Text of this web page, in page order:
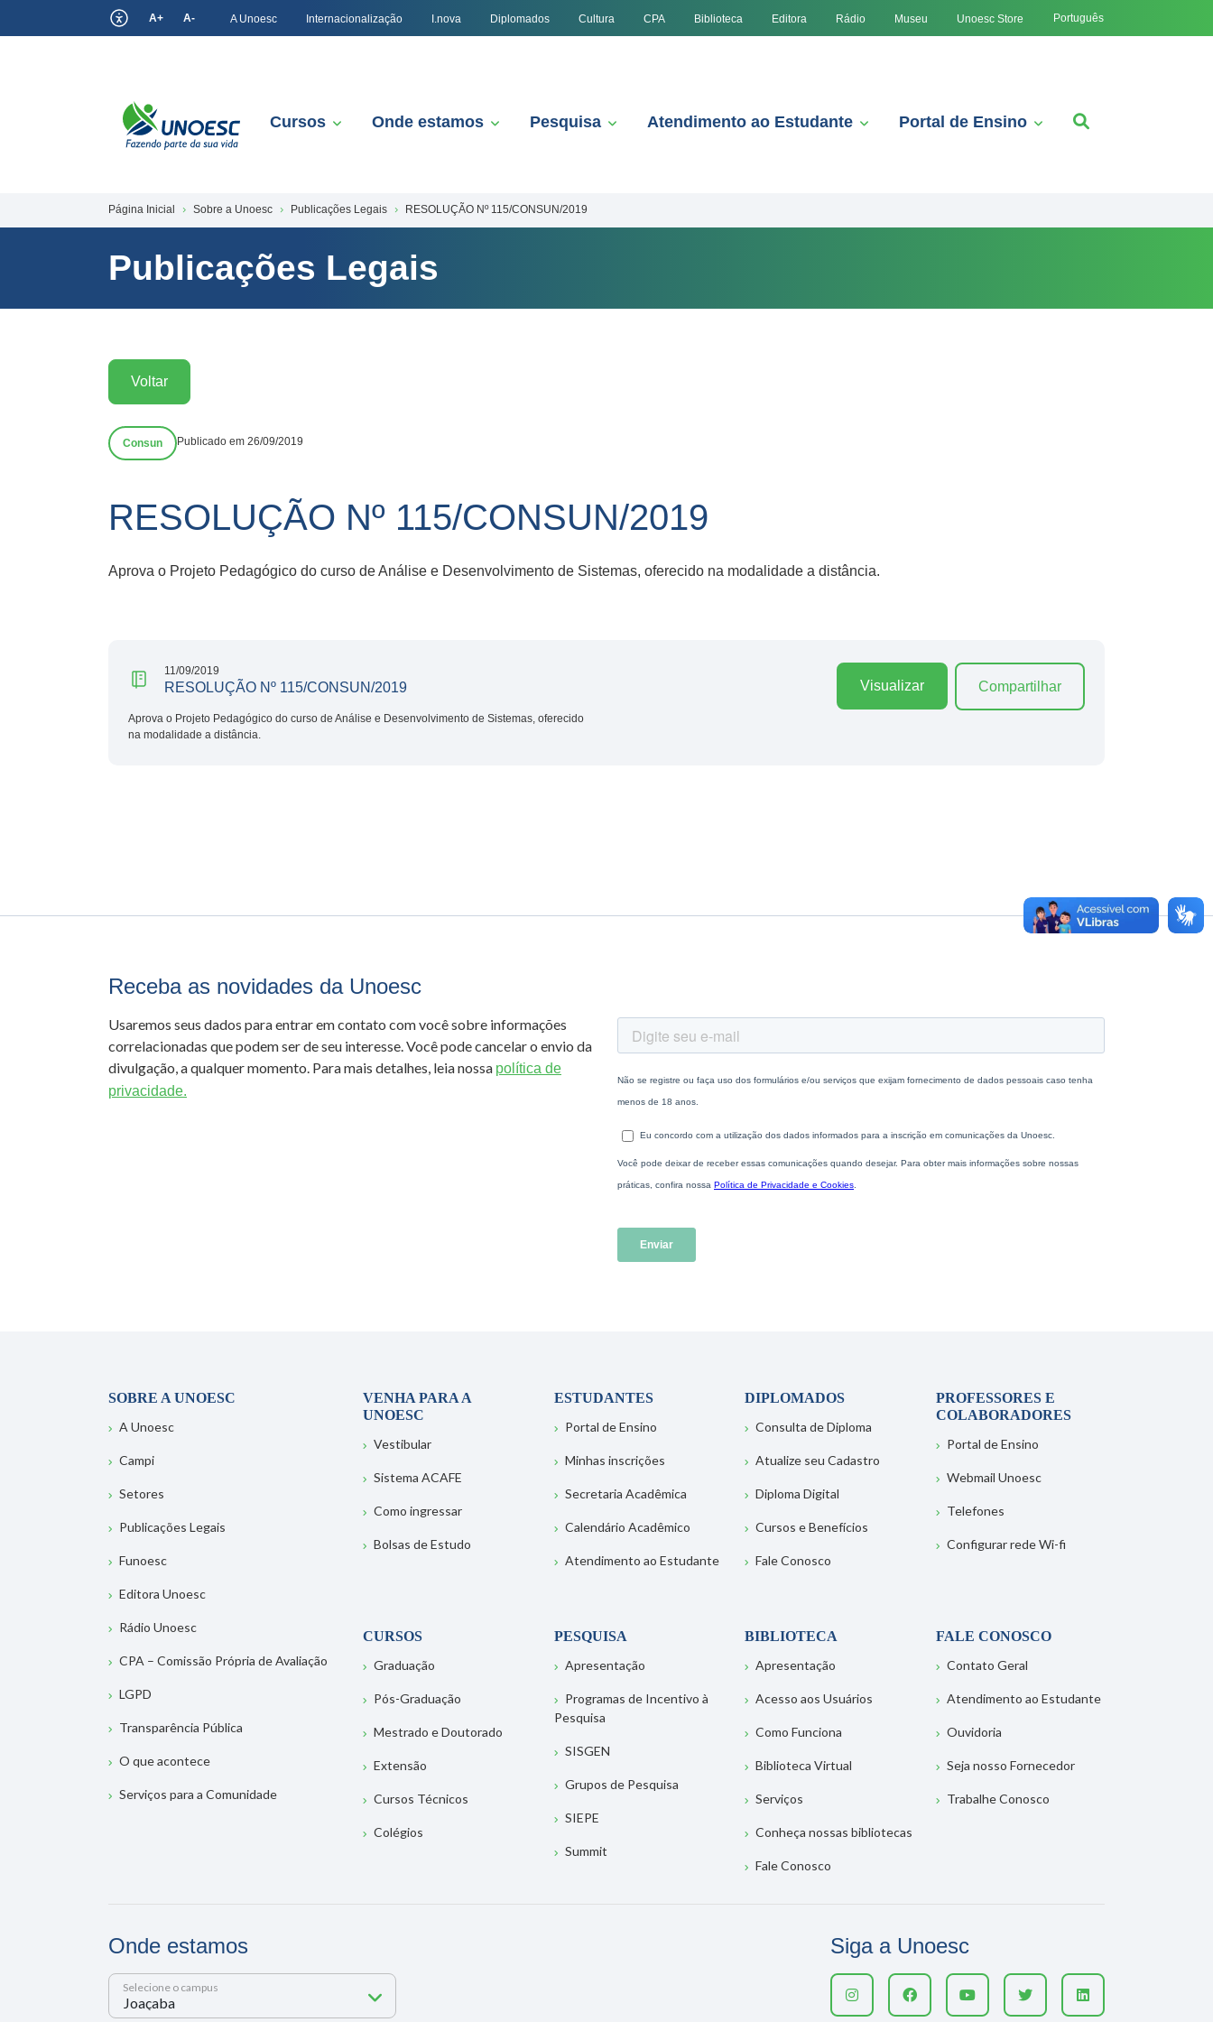
A+ A- A Unoesc Internacionalização I.nova Diplomados Cultura CPA Biblioteca Editora Rádio Museu Unoesc Store Português
Cursos Onde estamos Pesquisa Atendimento ao Estudante Portal de Ensino
Página Inicial Sobre a Unoesc Publicações Legais RESOLUÇÃO Nº 115/CONSUN/2019
Publicações Legais
Voltar
Consun Publicado em 26/09/2019
RESOLUÇÃO Nº 115/CONSUN/2019
Aprova o Projeto Pedagógico do curso de Análise e Desenvolvimento de Sistemas, oferecido na modalidade a distância.
11/09/2019
RESOLUÇÃO Nº 115/CONSUN/2019
Aprova o Projeto Pedagógico do curso de Análise e Desenvolvimento de Sistemas, oferecido
na modalidade a distância.
Visualizar Compartilhar
Receba as novidades da Unoesc
Usaremos seus dados para entrar em contato com você sobre informações
correlacionadas que podem ser de seu interesse. Você pode cancelar o envio da
divulgação, a qualquer momento. Para mais detalhes, leia nossa política de
privacidade.
SOBRE A UNOESC
A Unoesc
Campi
Setores
Publicações Legais
Funoesc
Editora Unoesc
Rádio Unoesc
CPA – Comissão Própria de Avaliação
LGPD
Transparência Pública
O que acontece
Serviços para a Comunidade
VENHA PARA A
UNOESC
Vestibular
Sistema ACAFE
Como ingressar
Bolsas de Estudo
ESTUDANTES
Portal de Ensino
Minhas inscrições
Secretaria Acadêmica
Calendário Acadêmico
Atendimento ao Estudante
DIPLOMADOS
Consulta de Diploma
Atualize seu Cadastro
Diploma Digital
Cursos e Benefícios
Fale Conosco
PROFESSORES E
COLABORADORES
Portal de Ensino
Webmail Unoesc
Telefones
Configurar rede Wi-fi
CURSOS
Graduação
Pós-Graduação
Mestrado e Doutorado
Extensão
Cursos Técnicos
Colégios
PESQUISA
Apresentação
Programas de Incentivo à
Pesquisa
SISGEN
Grupos de Pesquisa
SIEPE
Summit
BIBLIOTECA
Apresentação
Acesso aos Usuários
Como Funciona
Biblioteca Virtual
Serviços
Conheça nossas bibliotecas
Fale Conosco
FALE CONOSCO
Contato Geral
Atendimento ao Estudante
Ouvidoria
Seja nosso Fornecedor
Trabalhe Conosco
Onde estamos
Selecione o campus
Siga a Unoesc